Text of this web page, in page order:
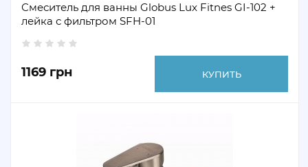
Смеситель для ванны Globus Lux Fitnes GI-102 +
лейка с фильтром SFH-01
1169 грн КУПИТЬ